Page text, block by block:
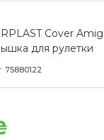
Cover
для рулетки
75880122